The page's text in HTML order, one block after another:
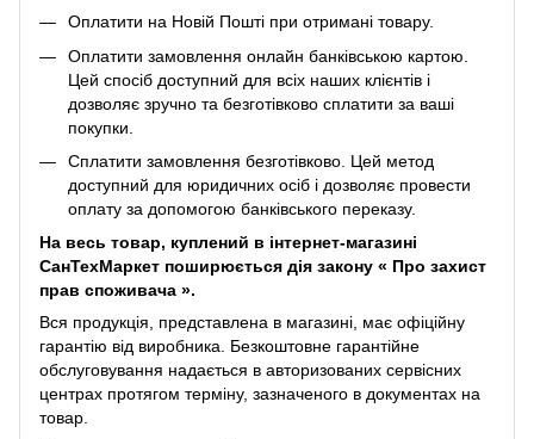
Оплатити на Новій Пошті при отримані товару.
Оплатити замовлення онлайн банківською картою.
Цей спосіб доступний для всіх наших клієнтів і
дозволяє зручно та безготівково сплатити за ваші
покупки.
Сплатити замовлення безготівково. Цей метод
доступний для юридичних осіб і дозволяє провести
оплату за допомогою банківського переказу.
На весь товар, куплений в інтернет-магазині
СанТехМаркет поширюється дія закону « Про захист
прав споживача ».
Вся продукція, представлена ​​в магазині, має офіційну
гарантію від виробника. Безкоштовне гарантійне
обслуговування надається в авторизованих сервісних
центрах протягом терміну, зазначеного в документах на
товар.